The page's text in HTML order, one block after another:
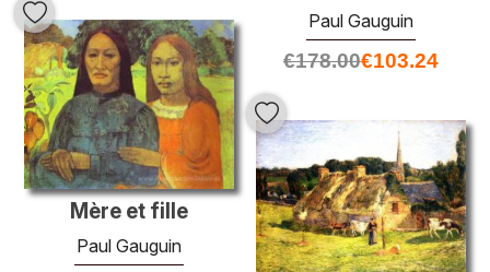
Paul Gauguin
€178.00€103.24
Mère et fille
Paul Gauguin